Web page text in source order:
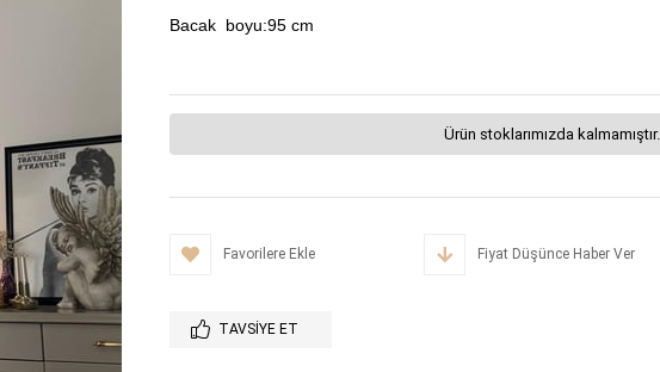
Bacak boyu:95 cm
Ürün stoklarımızda kalmamıştır.
Favorilere Ekle Fiyat Düşünce Haber Ver
TAVSIYE ET